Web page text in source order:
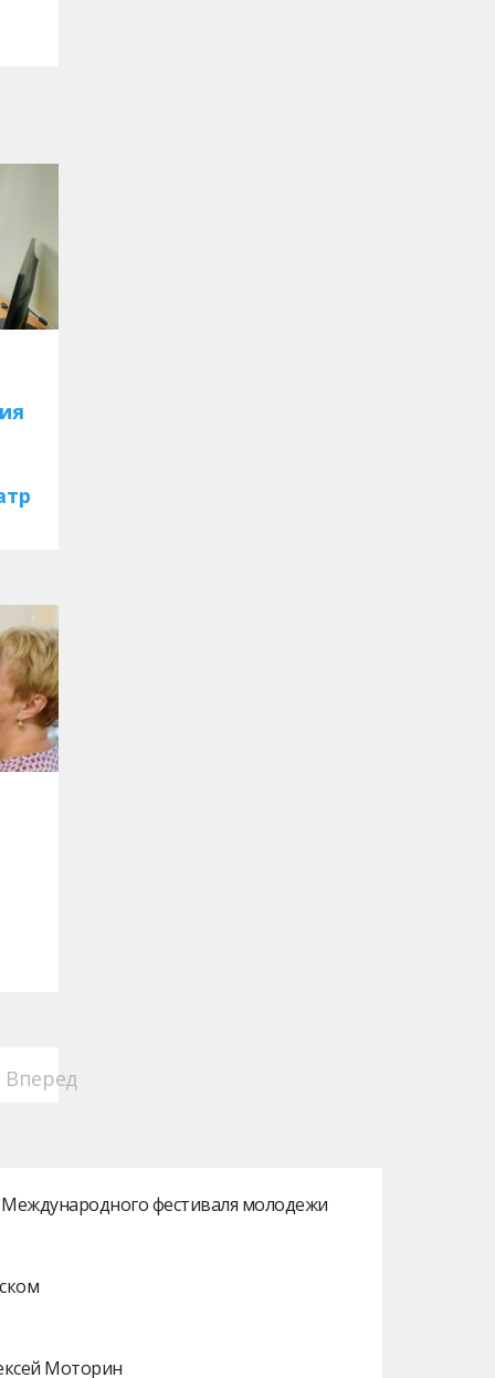
Вперед
Международного фестиваля молодежи
Моторин